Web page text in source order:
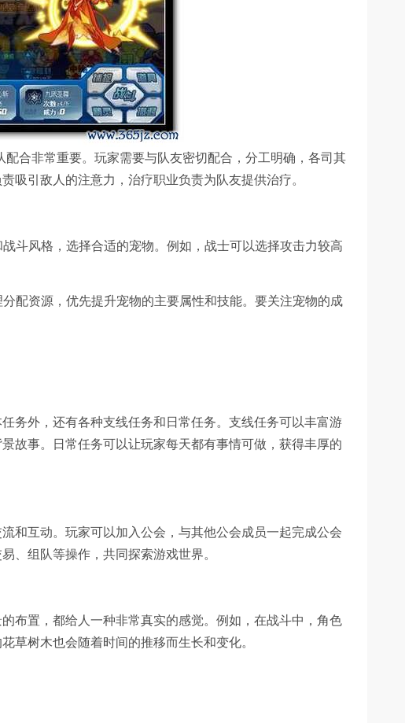
配合非常重要。玩家需要与队友密切配合，分工明确，各司其
吸引敌人的注意力，治疗职业负责为队友提供治疗。
斗风格，选择合适的宠物。例如，战士可以选择攻击力较高
配资源，优先提升宠物的主要属性和技能。要关注宠物的成
务外，还有各种支线任务和日常任务。支线任务可以丰富游
故事。日常任务可以让玩家每天都有事情可做，获得丰厚的
和互动。玩家可以加入公会，与其他公会成员一起完成公会
、组队等操作，共同探索游戏世界。
布置，都给人一种非常真实的感觉。例如，在战斗中，角色
草树木也会随着时间的推移而生长和变化。